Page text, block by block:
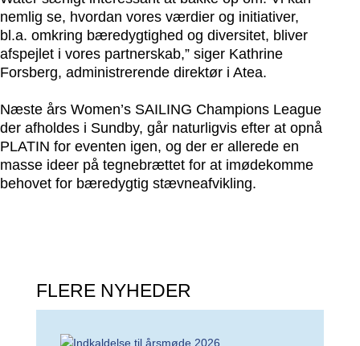
nemlig se, hvordan vores værdier og initiativer,
bl.a. omkring bæredygtighed og diversitet, bliver
afspejlet i vores partnerskab,” siger Kathrine
Forsberg, administrerende direktør i Atea.
Næste års Women’s SAILING Champions League
der afholdes i Sundby, går naturligvis efter at opnå
PLATIN for eventen igen, og der er allerede en
masse ideer på tegnebrættet for at imødekomme
behovet for bæredygtig stævneafvikling.
FLERE NYHEDER